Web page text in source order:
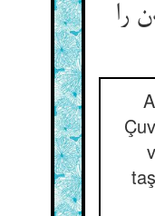
را